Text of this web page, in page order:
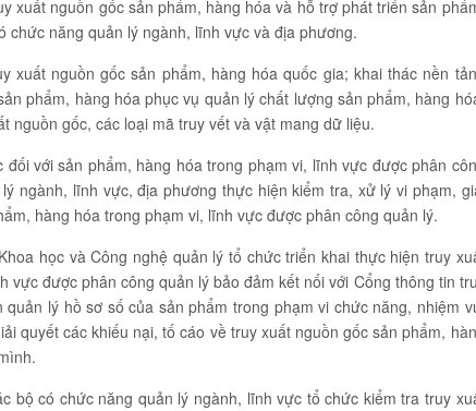
xuất nguồn gốc sản phẩm, hàng hóa và hỗ trợ phát triển sản
chức năng quản lý ngành, lĩnh vực và địa phương.
xuất nguồn gốc sản phẩm, hàng hóa quốc gia; khai thác nền
phẩm, hàng hóa phục vụ quản lý chất lượng sản phẩm, hàng
nguồn gốc, các loại mã truy vết và vật mang dữ liệu.
với sản phẩm, hàng hóa trong phạm vi, lĩnh vực được phân
ngành, lĩnh vực, địa phương thực hiện kiểm tra, xử lý vi phạm,
hàng hóa trong phạm vi, lĩnh vực được phân công quản lý.
học và Công nghệ quản lý tổ chức triển khai thực hiện truy
vực được phân công quản lý bảo đảm kết nối với Cổng thông tin
lý hồ sơ số của sản phẩm trong phạm vi chức năng, nhiệm
quyết các khiếu nại, tố cáo về truy xuất nguồn gốc sản phẩm,
bộ có chức năng quản lý ngành, lĩnh vực tổ chức kiểm tra truy